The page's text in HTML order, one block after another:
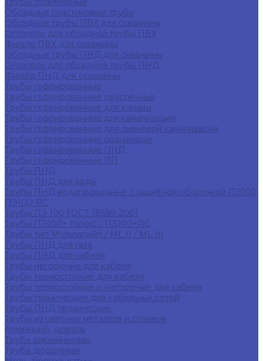
Обсадные пластиковые трубы
Обсадные трубы ПВХ для скважины
Оголовок для обсадной трубы ПВХ
Фильтр ПВХ для скважины
Обсадные трубы ПНД для скважины
Оголовок для обсадной трубы ПНД
Фильтр ПНД для скважины
Трубы гофрированные
Трубы гофрированные двустенные
Трубы гофрированные для канавы
Трубы гофрированные для канализации
Трубы гофрированные для ливневой канализации
Трубы гофрированные оранжевые
Трубы гофрированные ПНД
Трубы гофрированные ПП
Трубы ПНД
Трубы ПНД для воды
Трубы ПНД водопроводные с защитной оболочкой ПЭ100,
ПЭ100-RC
Трубы ПЭ 100 ГОСТ 18599-2001
Трубы ПЭ100+ (плюс) / ПЭ100+RC
Трубы тип Мультипайп / ML II / ML III
Трубы ПНД для газа
Трубы ПНД для кабеля
Трубы негорючие для кабеля
Трубы термостойкие для кабеля
Трубы термостойкие и негорючие для кабеля
Трубы технические для кабельных сетей
Трубы ПНД технические
Трубы из цветных металлов и сплавов
Алюминий, дюраль
Труба алюминиевая
Труба дюралевая